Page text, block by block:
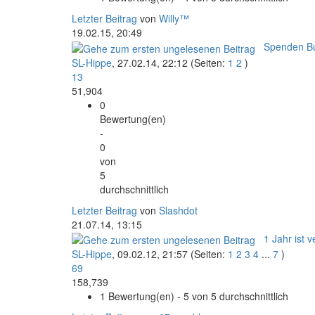
Letzter Beitrag von Willy™
19.02.15, 20:49
Spenden
SL-Hippe, 27.02.14, 22:12 (Seiten: 1 2 )
13
51,904
0
Bewertung(en)
-
0
von
5
durchschnittlich
Letzter Beitrag von Slashdot
21.07.14, 13:15
1 Jahr ist
SL-Hippe, 09.02.12, 21:57 (Seiten: 1 2 3 4 ... 7 )
69
158,739
1 Bewertung(en) - 5 von 5 durchschnittlich